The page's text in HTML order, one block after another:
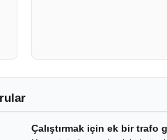
Çalıştırmak için ek bir trafo